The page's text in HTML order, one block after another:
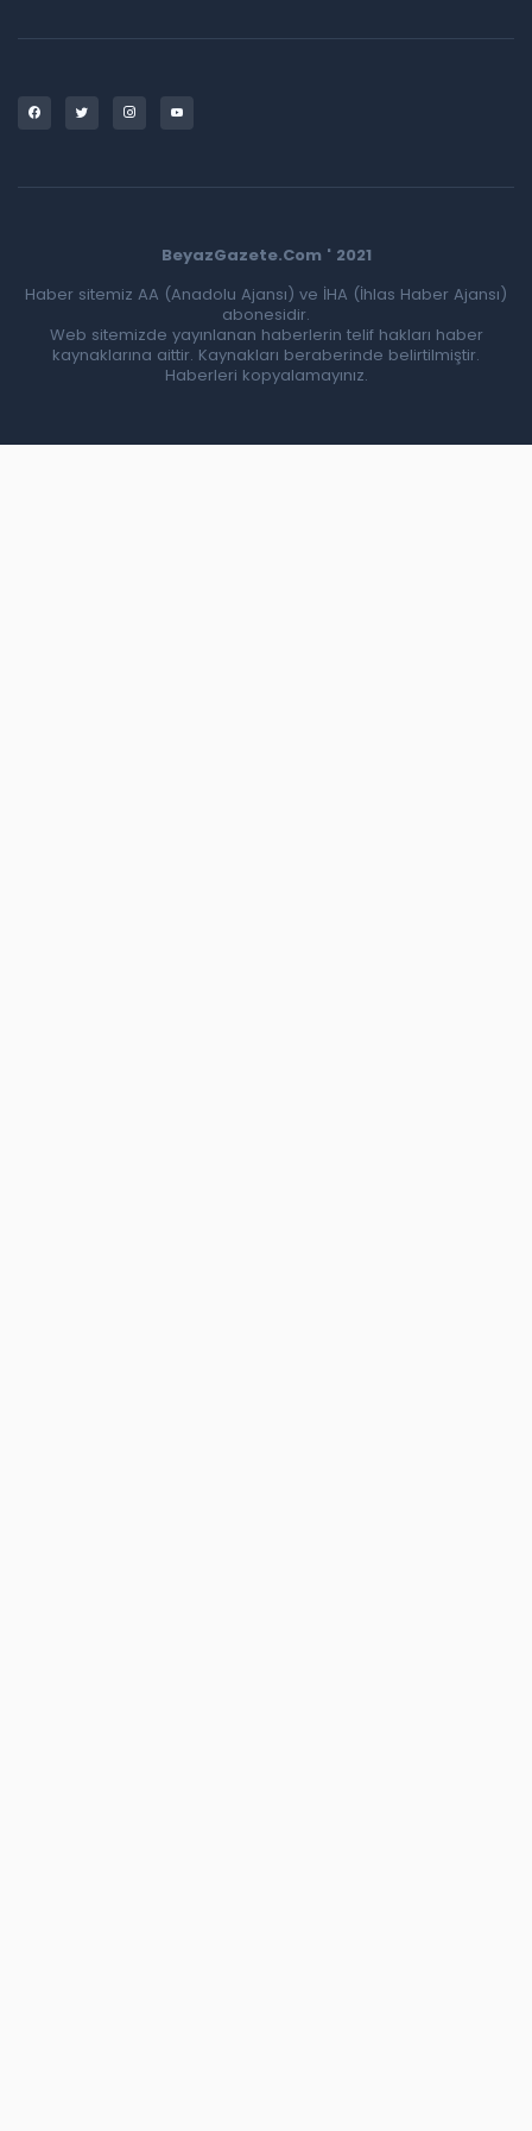
BeyazGazete.Com ' 2021
Haber sitemiz AA (Anadolu Ajansı) ve İHA (İhlas Haber Ajansı)
abonesidir.
Web sitemizde yayınlanan haberlerin telif hakları haber
kaynaklarına aittir. Kaynakları beraberinde belirtilmiştir.
Haberleri kopyalamayınız.